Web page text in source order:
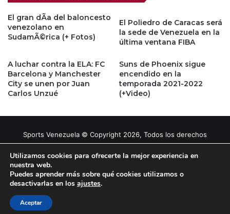
El gran dÃ­a del baloncesto
venezolano en
SudamÃ©rica (+ Fotos)
El Poliedro de Caracas será
la sede de Venezuela en la
última ventana FIBA
A luchar contra la ELA: FC
Barcelona y Manchester
City se unen por Juan
Carlos Unzué
Suns de Phoenix sigue
encendido en la
temporada 2021-2022
(+Video)
Sports Venezuela © Copyright 2026, Todos los derechos
Facebook
X YouTubeInstagram
Utilizamos cookies para ofrecerte la mejor experiencia en
nuestra web.
Puedes aprender más sobre qué cookies utilizamos o
desactivarlas en los ajustes.
Aceptar